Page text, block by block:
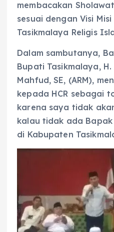
membacakan
sesuai dengan Visi
Tasikmalaya Religis
Dalam sambutanya,
Bupati Tasikmalaya, H.
Mahfud, SE, (ARM),
kepada HCR sebagai
karena saya tidak
kalau tidak ada
di Kabupaten